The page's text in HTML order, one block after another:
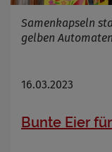
Samenkapseln
gelben Automaten
16.03.2023
Bunte Eier